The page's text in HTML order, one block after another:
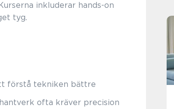
inkluderar hands-on
tyg.
förstå tekniken bättre
ofta kräver precision